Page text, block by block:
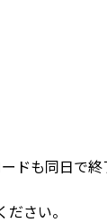
ドも同日で終
さい。